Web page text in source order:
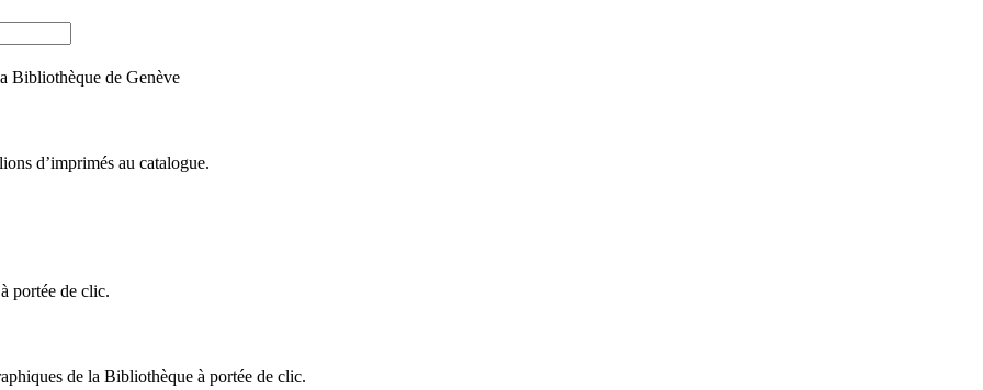
Bibliothèque de Genève
d’imprimés au catalogue.
portée de clic.
de la Bibliothèque à portée de clic.